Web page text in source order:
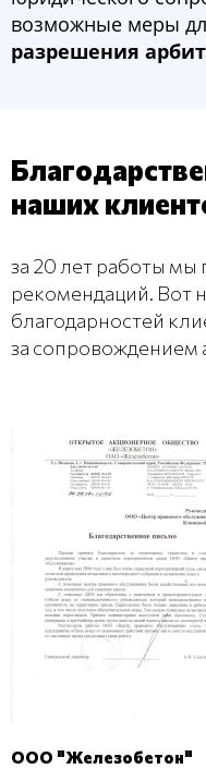
возможные меры
разрешения
наших
за 20 лет работы
рекомендаций. Вот
благодарностей
за сопровождением
ООО "Железобетон"